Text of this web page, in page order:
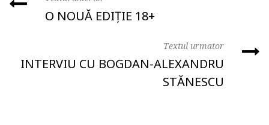
O NOUĂ EDIȚIE 18+
Textul urmator
INTERVIU CU BOGDAN-ALEXANDRU
STĂNESCU